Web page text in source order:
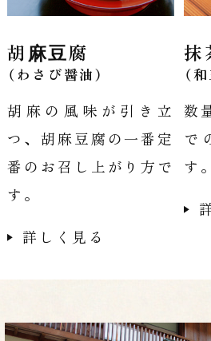
胡⿇⾖腐
（わさび醤油）
胡麻の風味が引き立
つ、胡麻豆腐の一番定
番のお召し上がり方で
す。
詳しく見る
抹
（
数
で
す。